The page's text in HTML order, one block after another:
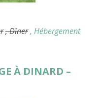
, Dîner, Hébergement
À DINARD –